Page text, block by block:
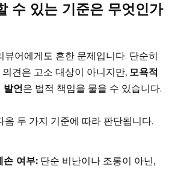
수 있는 기준은 무엇인가
뷰어에게도 흔한 문제입니다. 단순히
견은 고소 대상이 아니지만, 모욕적
발언은 법적 책임을 물을 수 있습니다.
음 두 가지 기준에 따라 판단됩니다.
손 여부: 단순 비난이나 조롱이 아닌,